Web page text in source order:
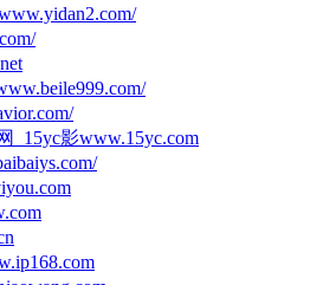
_15yc影www.15yc.com